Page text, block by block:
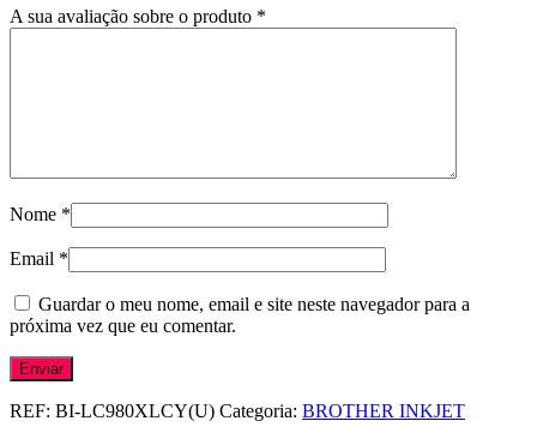
A sua avaliação sobre o produto *
Nome *
Email *
Guardar o meu nome, email e site neste navegador para a
próxima vez que eu comentar.
REF: BI-LC980XLCY(U) Categoria: BROTHER INKJET